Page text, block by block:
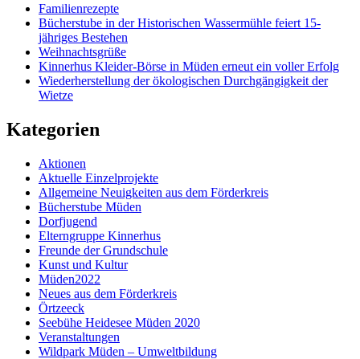
Familienrezepte
Bücherstube in der Historischen Wassermühle feiert 15-
jähriges Bestehen
Weihnachtsgrüße
Kinnerhus Kleider-Börse in Müden erneut ein voller Erfolg
Wiederherstellung der ökologischen Durchgängigkeit der
Wietze
Kategorien
Aktionen
Aktuelle Einzelprojekte
Allgemeine Neuigkeiten aus dem Förderkreis
Bücherstube Müden
Dorfjugend
Elterngruppe Kinnerhus
Freunde der Grundschule
Kunst und Kultur
Müden2022
Neues aus dem Förderkreis
Örtzeeck
Seebühe Heidesee Müden 2020
Veranstaltungen
Wildpark Müden – Umweltbildung